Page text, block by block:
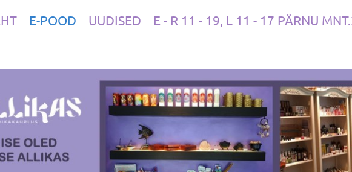
E-POOD UUDISED E - R 11 - 19, L 11 - 17 PÄRNU